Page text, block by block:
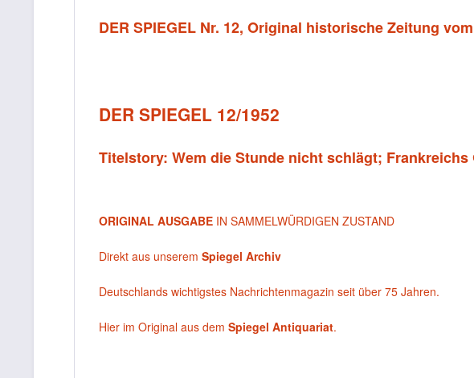
DER SPIEGEL Nr. 12, Original historische Zeitung
DER SPIEGEL 12/1952
Titelstory: Wem die Stunde nicht schlägt; Frankreichs
ORIGINAL AUSGABE IN SAMMELWÜRDIGEN ZUSTAND
Direkt aus unserem Spiegel Archiv
Deutschlands wichtigstes Nachrichtenmagazin seit über 75 Jahren.
Hier im Original aus dem Spiegel Antiquariat.